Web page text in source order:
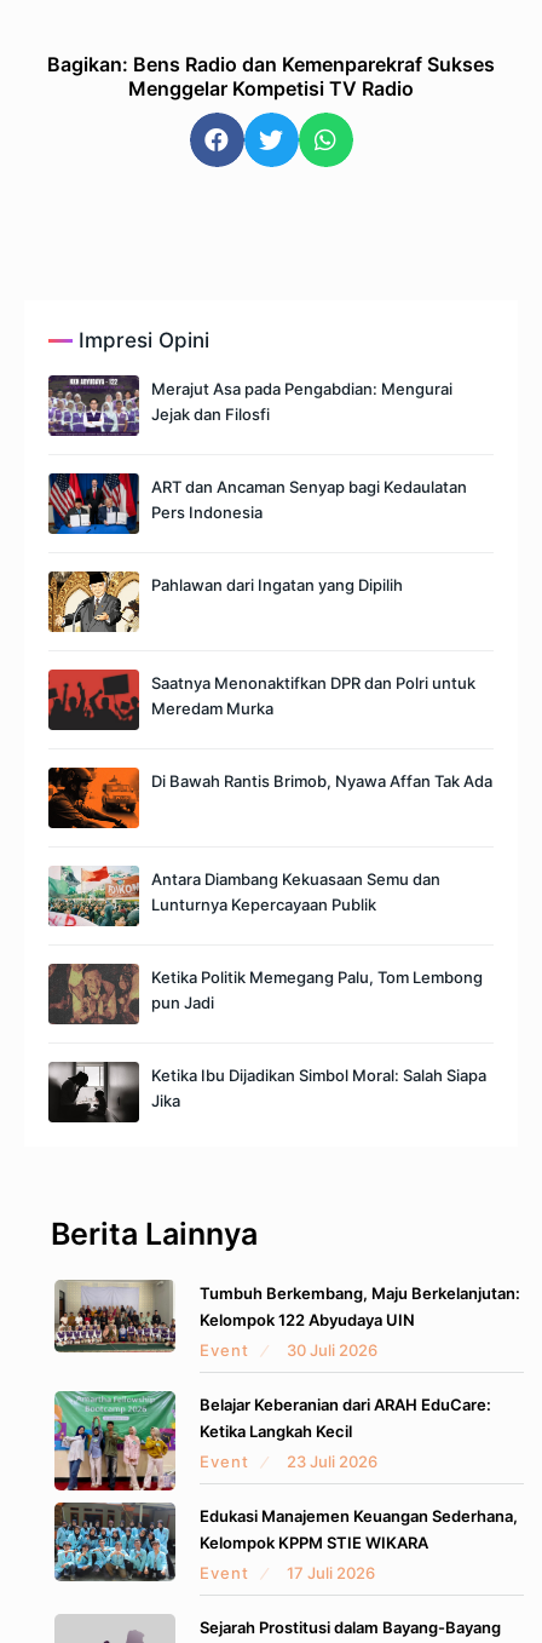
Bagikan: Bens Radio dan Kemenparekraf Sukses
Menggelar Kompetisi TV Radio
Impresi Opini
Merajut Asa pada Pengabdian: Mengurai
Jejak dan Filosfi
ART dan Ancaman Senyap bagi Kedaulatan
Pers Indonesia
Pahlawan dari Ingatan yang Dipilih
Saatnya Menonaktifkan DPR dan Polri untuk
Meredam Murka
Di Bawah Rantis Brimob, Nyawa Affan Tak Ada
Antara Diambang Kekuasaan Semu dan
Lunturnya Kepercayaan Publik
Ketika Politik Memegang Palu, Tom Lembong
pun Jadi
Ketika Ibu Dijadikan Simbol Moral: Salah Siapa
Jika
Berita Lainnya
Tumbuh Berkembang, Maju Berkelanjutan:
Kelompok 122 Abyudaya UIN
Event
30 Juli 2026
Belajar Keberanian dari ARAH EduCare:
Ketika Langkah Kecil
Event
23 Juli 2026
Edukasi Manajemen Keuangan Sederhana,
Kelompok KPPM STIE WIKARA
Event
17 Juli 2026
Sejarah Prostitusi dalam Bayang-Bayang